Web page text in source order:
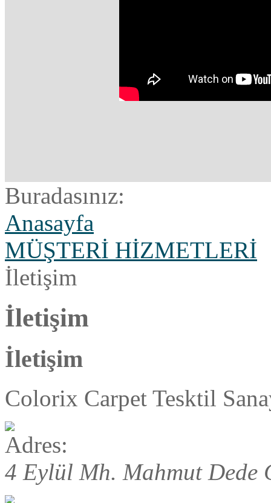
Buradasınız:
Anasayfa
MÜŞTERİ HİZMETLERİ
İletişim
İletişim
İletişim
Colorix Carpet Tesktil
4 Eylül Mh. Mahmut Dede